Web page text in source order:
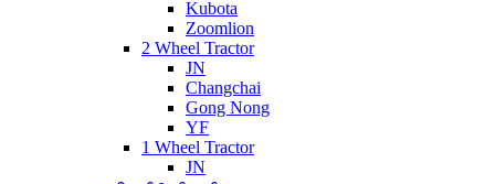
Kubota
Zoomlion
2 Wheel Tractor
JN
Changchai
Gong Nong
YF
1 Wheel Tractor
JN